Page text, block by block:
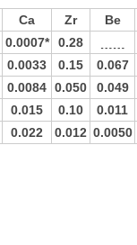
Ca Zr Be
0.0007* 0.28
0.0033 0.15 0.067
0.0084 0.050 0.049
0.015 0.10 0.011
0.022 0.012 0.0050